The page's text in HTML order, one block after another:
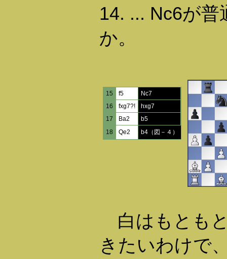
14. ... Nc6が
か。
15 f5
Nc7
16
fxg7?!
hxg7
17
Ba2
b5
18
Qe2 b4（図－４）
白はもとも
きたいわけで